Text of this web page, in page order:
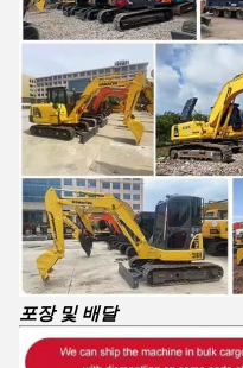
포장 및 배달